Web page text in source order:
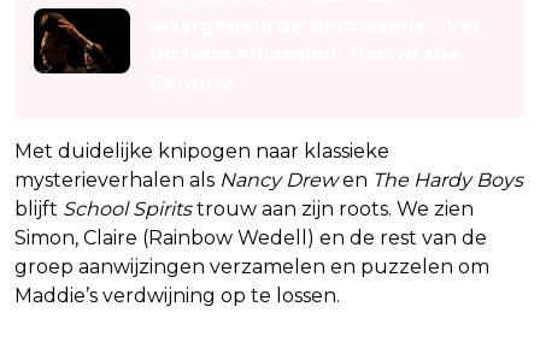
Met duidelijke knipogen naar klassieke
mysterieverhalen als Nancy Drewen The Hardy Boys
blijft School Spiritstrouw aan zijn roots. We zien
Simon, Claire (Rainbow Wedell) en de rest van de
groep aanwijzingen verzamelen en puzzelen om
Maddie’s verdwijning op te lossen.